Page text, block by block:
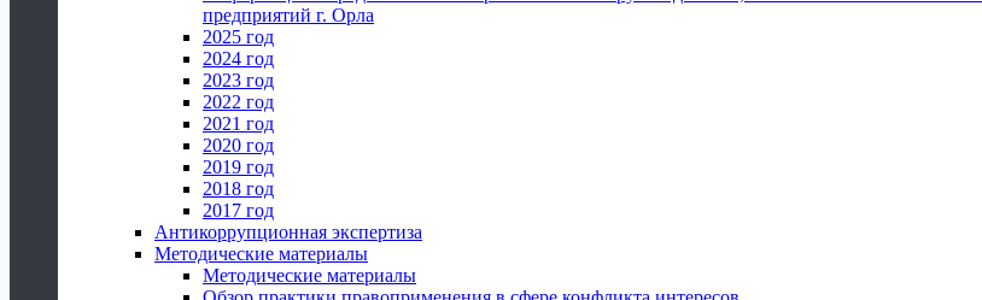
предприятий г. Орла
2025 год
2024 год
2023 год
2022 год
2021 год
2020 год
2019 год
2018 год
2017 год
Антикоррупционная экспертиза
Методические материалы
Методические материалы